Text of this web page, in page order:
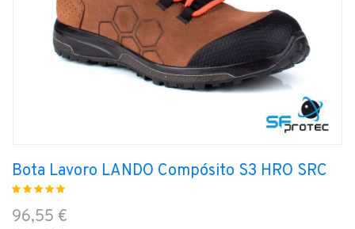
Bota Lavoro LANDO Compósito S3 HRO SRC
96,55 €